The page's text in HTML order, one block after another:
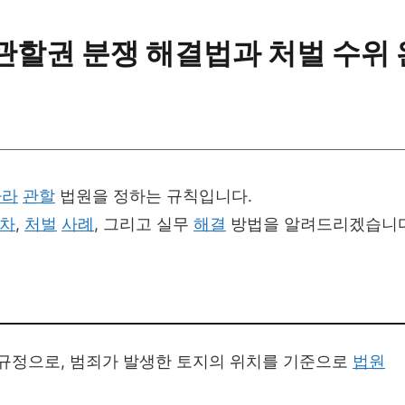
할권 분쟁 해결법과 처벌 수위
관할 법원을 정하는 규칙입니다.
, 처벌 사례, 그리고 실무 해결 방법을 알려드리겠습니
정으로, 범죄가 발생한 토지의 위치를 기준으로 법원